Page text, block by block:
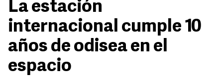
La estación
internacional cumple 10
años de odisea en el
espacio